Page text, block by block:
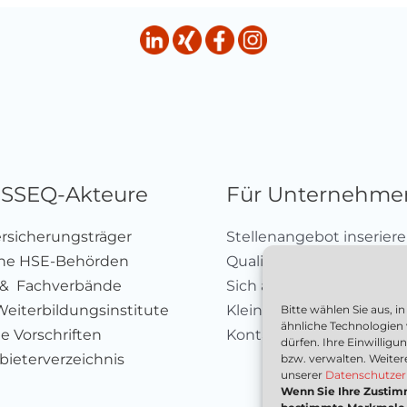
Bitte wählen Sie aus,
ähnliche
dürfen. Ihre
bzw. verwalten.
unserer
Wenn Sie Ihre
Akteure
HSE-Behörden
Fachverbände
Vorschriften
Für
Stellenangebot
Qualifizierungsangebot
Sich als Anbieter
Kleinanzeige aufgeben
Kontakt